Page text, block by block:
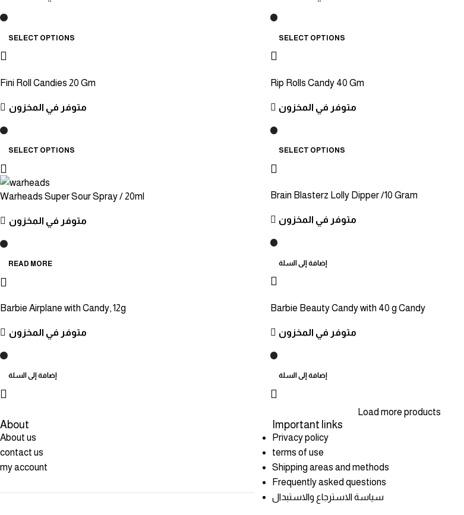
SELECT OPTIONS SELECT OPTIONS
Fini Roll Candies 20 Gm
متوفر في المخزون
SELECT OPTIONS
Rip Rolls Candy 40 Gm
متوفر في المخزون
SELECT OPTIONS
Warheads Super Sour Spray / 20ml
متوفر في المخزون
READ MORE
Brain Blasterz Lolly Dipper /10 Gram
متوفر في المخزون
إضافة إلى السلة
Barbie Airplane with Candy, 12g
متوفر في المخزون
إضافة إلى السلة
Barbie Beauty Candy with 40 g Candy
متوفر في المخزون
إضافة إلى السلة
Load more products
About
About us
contact us
my account
Important links
Privacy policy
terms of use
Shipping areas and methods
Frequently asked questions
سياسة الاسترجاع والاستبدال